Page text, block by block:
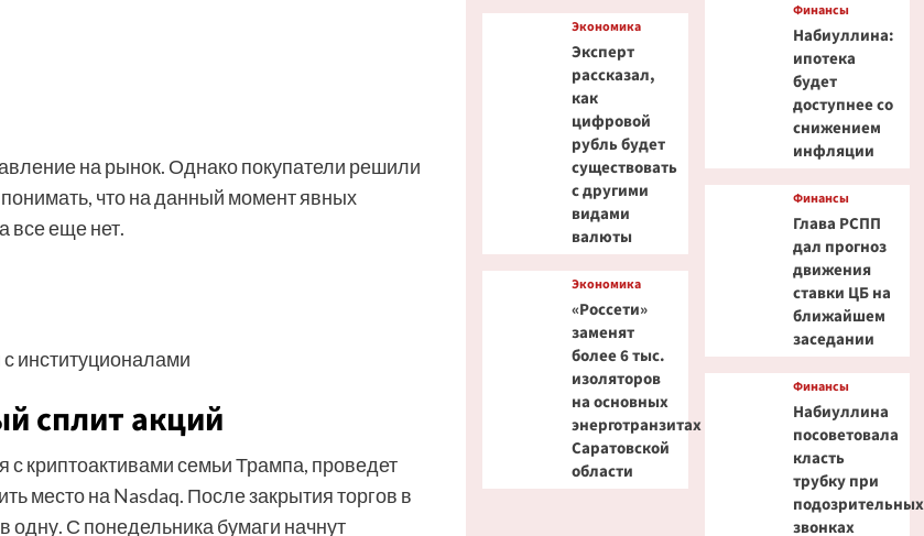
на рынок. Однако покупатели решили
что на данный момент явных
все еще нет.
институционалами
сплит акций
криптоактивами семьи Трампа, проведет
место на Nasdaq. После закрытия торгов в
одну. С понедельника бумаги начнут
Экономика
Эксперт
рассказал,
как
цифровой
рубль будет
существовать
с другими
видами
валюты
Экономика
«Россети»
заменят
более 6 тыс.
изоляторов
на основных
энерготранзитах
Саратовской
области
Финансы
Набиуллина:
ипотека
будет
доступнее со
снижением
инфляции
Финансы
Глава РСПП
дал прогноз
движения
ставки ЦБ на
ближайшем
заседании
Финансы
Набиуллина
посоветовала
класть
трубку при
подозрительных
звонках